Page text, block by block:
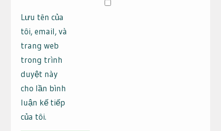
Lưu tên của
tôi, email, và
trang web
trong trình
duyệt này
cho lần bình
luận kế tiếp
của tôi.